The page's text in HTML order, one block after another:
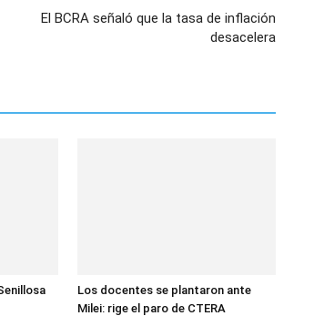
El BCRA señaló que la tasa de inflación
desacelera
Los docentes se plantaron ante
Milei: rige el paro de CTERA